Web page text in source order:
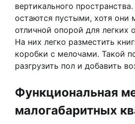
вертикального
остаются пустыми, хотя они
отличной опорой для легких
На них легко разместить
коробки с мелочами. Такой
разгрузить пол и добавить
Функциональная
малогабаритных